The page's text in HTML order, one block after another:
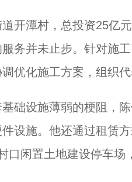
潭村，总投资25亿元
务并未止步。针对施
优化施工方案，组织
设施薄弱的梗阻，陈
设施。他还通过租赁
口闲置土地建设停车场